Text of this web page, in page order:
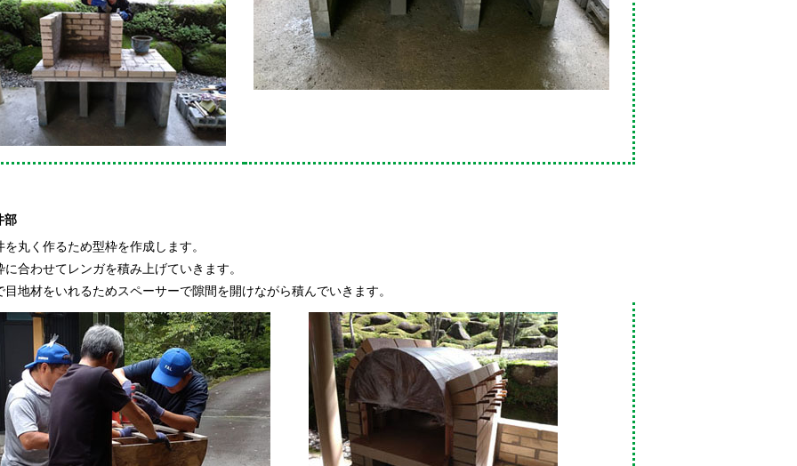
部
丸く作るため型枠を作成します。
合わせてレンガを積み上げていきます。
地材をいれるためスペーサーで隙間を開けながら積んでいきます。